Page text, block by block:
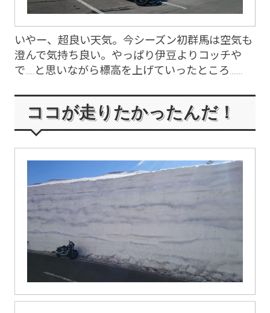
いやー、超良い天気。今シーズン初群馬は空気も
澄んで気持ち良い。やっぱり伊豆よりコッチや
で.....と思いながら標高を上げていったところ.......
ココが走りたかったんだ！